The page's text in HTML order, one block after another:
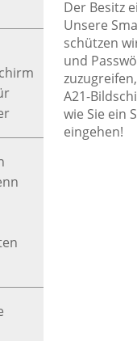
Der Besitz
Unsere
schützen
und
A21-
wie Sie ein
eingehen!